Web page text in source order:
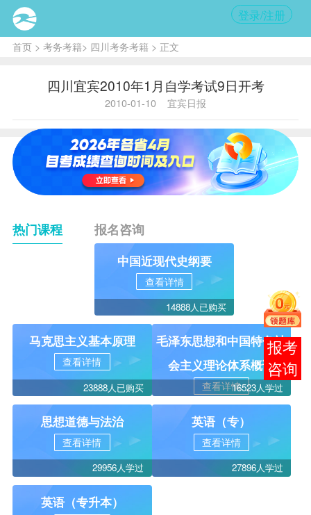
登录/注册
首页> 考务考籍> 四川考务考籍 > 正文
四川宜宾2010年1月自学考试9日开考
2010-01-10 宜宾日报
热门课程 报名咨询
中国近现代史纲要
查看详情
14888人已购买
马克思主义基本原理
查看详情
23888人已购买
毛泽东思想和中国特色社
会主义理论体系概论
查看详情16523人学过
思想道德与法治
查看详情
29956人学过
英语（专）
查看详情
27896人学过
英语（专升本）
报考
咨询